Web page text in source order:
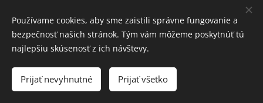
Výrobca sáun a víriviek
+421 950 562 252
info@sferagroup.sk
Cookies
Používame cookies, aby sme zaistili správne fungovanie a
bezpečnosť našich stránok. Tým vám môžeme poskytnúť tú
najlepšiu skúsenosť z ich návštevy.
Prijať nevyhnutné Prijať všetko